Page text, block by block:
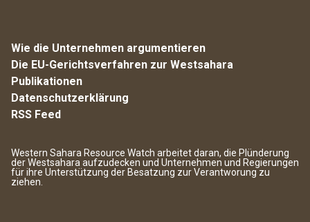
Wie die Unternehmen argumentieren
Die EU-Gerichtsverfahren zur Westsahara
Publikationen
Datenschutzerklärung
RSS Feed
Western Sahara Resource Watch arbeitet daran, die Plünderung
der Westsahara aufzudecken und Unternehmen und Regierungen
für ihre Unterstützung der Besatzung zur Verantworung zu
ziehen.